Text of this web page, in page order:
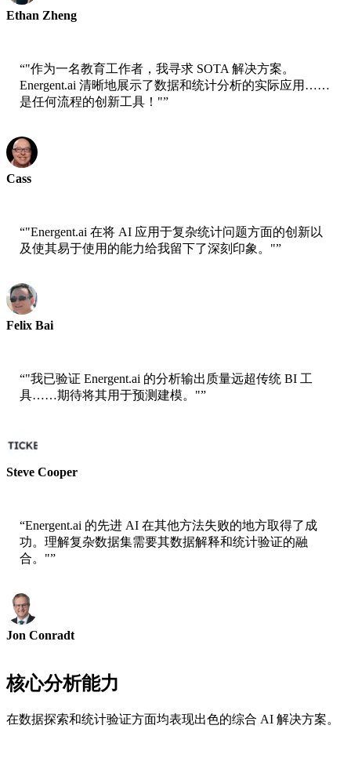
Ethan Zheng
“"作为一名教育工作者，我寻求 SOTA 解决方案。
Energent.ai 清晰地展示了数据和统计分析的实际应用……
是任何流程的创新工具！"”
Cass
“"Energent.ai 在将 AI 应用于复杂统计问题方面的创新以
及使其易于使用的能力给我留下了深刻印象。"”
Felix Bai
“"我已验证 Energent.ai 的分析输出质量远超传统 BI 工
具……期待将其用于预测建模。"”
Steve Cooper
“Energent.ai 的先进 AI 在其他方法失败的地方取得了成
功。理解复杂数据集需要其数据解释和统计验证的融
合。"”
Jon Conradt
核心分析能力
在数据探索和统计验证方面均表现出色的综合 AI 解决方案。